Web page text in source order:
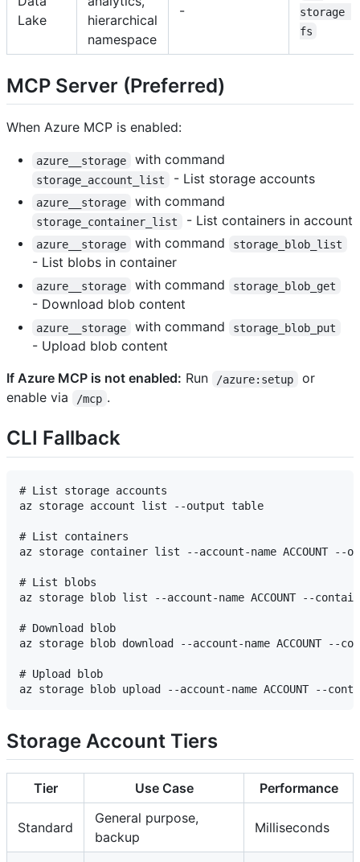
Lake
hierarchical
namespace
-
storage
fs
MCP Server (Preferred)
When Azure MCP is enabled:
azure__storage with command
storage_account_list - List storage accounts
azure__storage with command
storage_container_list - List containers in account
azure__storage with command storage_blob_list
- List blobs in container
azure__storage with command storage_blob_get
- Download blob content
azure__storage with command storage_blob_put
- Upload blob content
If Azure MCP is not enabled: Run /azure:setup
or
enable via
/mcp .
CLI Fallback
# List storage accounts
az storage account list --output table
# List containers
az storage container list --account-name ACCOUNT --
# List blobs
az storage blob list --account-name ACCOUNT --
# Download blob
az storage blob download --account-name ACCOUNT --
# Upload blob
Storage Account Tiers
Tier Use Case Performance
Standard
General purpose,
backup
Milliseconds